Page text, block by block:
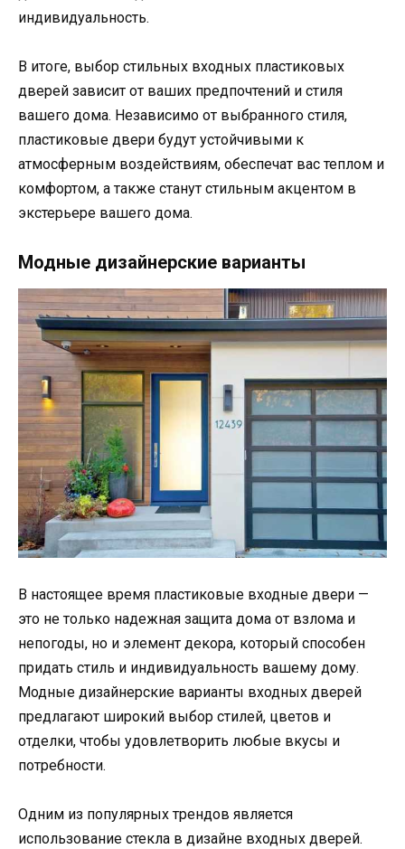
индивидуальность.
В итоге, выбор стильных входных пластиковых
дверей зависит от ваших предпочтений и стиля
вашего дома. Независимо от выбранного стиля,
пластиковые двери будут устойчивыми к
атмосферным воздействиям, обеспечат вас теплом и
комфортом, а также станут стильным акцентом в
экстерьере вашего дома.
Модные дизайнерские варианты
В настоящее время пластиковые входные двери —
это не только надежная защита дома от взлома и
непогоды, но и элемент декора, который способен
придать стиль и индивидуальность вашему дому.
Модные дизайнерские варианты входных дверей
предлагают широкий выбор стилей, цветов и
отделки, чтобы удовлетворить любые вкусы и
потребности.
Одним из популярных трендов является
использование стекла в дизайне входных дверей.